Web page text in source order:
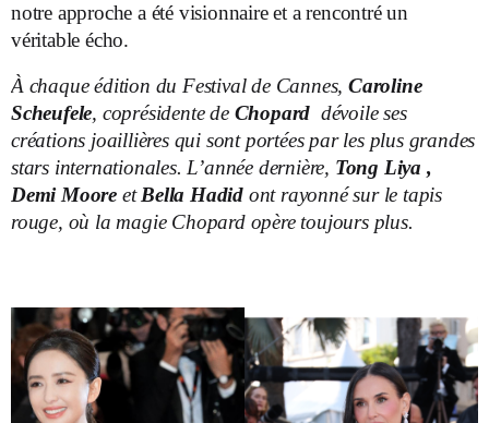
notre approche a été visionnaire et a rencontré un
véritable écho.
À chaque édition du Festival de Cannes, Caroline
Scheufele, coprésidente de Chopard dévoile ses
créations joaillières qui sont portées par les plus grandes
stars internationales. L’année dernière, Tong Liya ,
Demi Moore etBella Hadid ont rayonné sur le tapis
rouge, où la magie Chopard opère toujours plus.